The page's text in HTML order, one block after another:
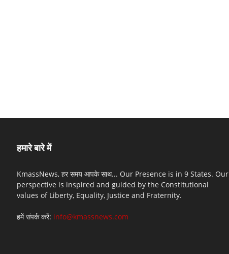
हमारे बारे में
KmassNews, हर समय आपके साथ... Our Presence is in 9 States. Our
perspective is inspired and guided by the Constitutional
values of Liberty, Equality, Justice and Fraternity.
हमें संपर्क करें: info@kmassnews.com